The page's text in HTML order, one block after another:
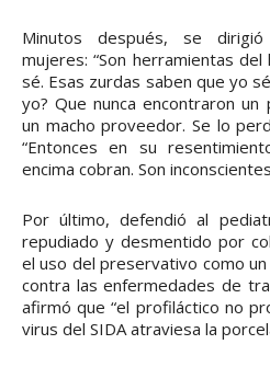
Minutos después, se
mujeres: “Son herramientas
sé. Esas zurdas saben que yo
yo? Que nunca encontraron
un macho proveedor. Se lo
“Entonces en su
encima cobran. Son
Por último, defendió al
repudiado y desmentido por
el uso del preservativo como
contra las enfermedades de
afirmó que “el profiláctico no
virus del SIDA atraviesa la